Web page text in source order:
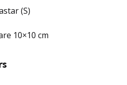
(S)
10×10 cm